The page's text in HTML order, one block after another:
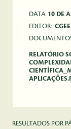
DATA 10 DE
EDITOR: CGEE
RELATÓRIO
RESULTADOS POR